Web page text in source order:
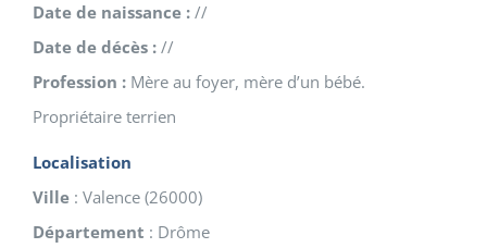
Date de naissance : //
Date de décès : //
Profession : Mère au foyer, mère d’un bébé.
Propriétaire terrien
Localisation
Ville : Valence (26000)
Département : Drôme